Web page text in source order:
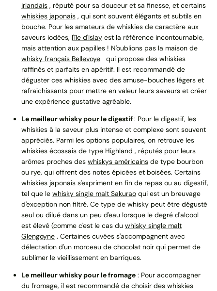
irlandais , réputé pour sa douceur et sa finesse, et certains
whiskies japonais , qui sont souvent élégants et subtils en
bouche. Pour les amateurs de whiskies de caractère aux
saveurs iodées, l'île d'Islay est la référence incontournable,
mais attention aux papilles ! N'oublions pas la maison de
whisky français Bellevoye qui propose des whiskies
raffinés et parfaits en apéritif. Il est recommandé de
déguster ces whiskies avec des amuse-bouches légers et
rafraîchissants pour mettre en valeur leurs saveurs et créer
une expérience gustative agréable.
Le meilleur whisky pour le digestif: Pour le digestif, les
whiskies à la saveur plus intense et complexe sont souvent
appréciés. Parmi les options populaires, on retrouve les
whiskies écossais de type Highland , réputés pour leurs
arômes proches des whiskys américains de type bourbon
ou rye, qui offrent des notes épicées et boisées. Certains
whiskies japonais s'expriment en fin de repas ou au digestif,
tel que le whisky single malt Sakurao qui est un breuvage
d'exception non filtré. Ce type de whisky peut être dégusté
seul ou dilué dans un peu d'eau lorsque le degré d'alcool
est élevé (comme c'est le cas du whisky single malt
Glengoyne . Certaines cuvées s'accompagnent avec
délectation d'un morceau de chocolat noir qui permet de
sublimer le vieillissement en barriques.
Le meilleur whisky pour le fromage : Pour accompagner
du fromage, il est recommandé de choisir des whiskies